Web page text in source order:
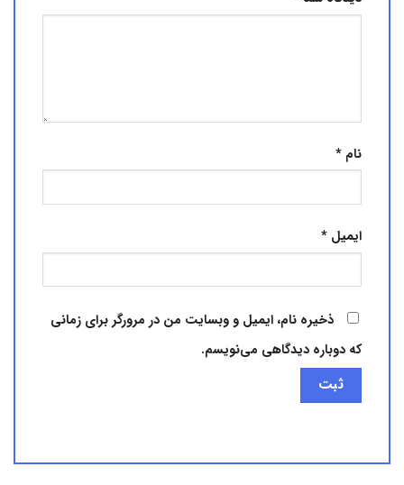
نام *
ایمیل *
ذخیره نام، ایمیل و وبسایت من در مرورگر برای زمانی
که دوباره دیدگاهی می‌نویسم.